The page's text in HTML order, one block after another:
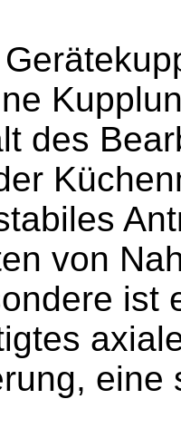
des
von
ist
eine